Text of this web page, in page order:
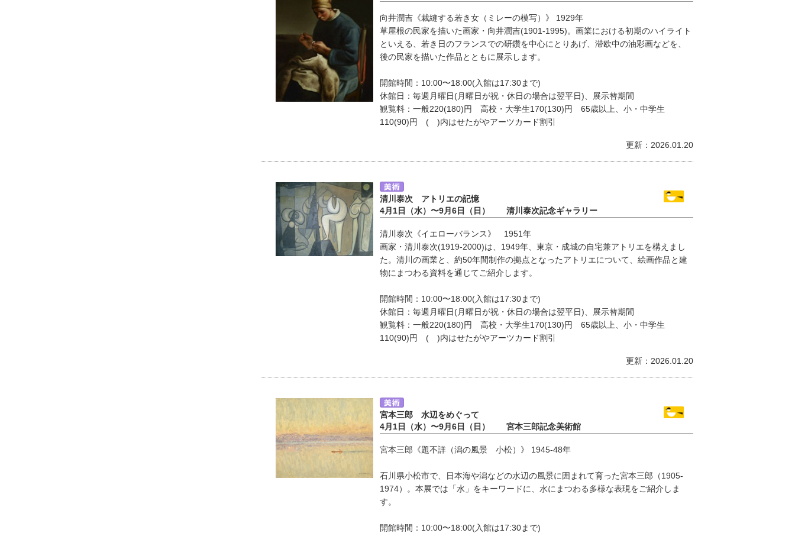
向井潤吉《裁縫する若き女（ミレーの模写）》 1929年
草屋根の民家を描いた画家・向井潤吉(1901-1995)。画業における初期のハイライト
といえる、若き日のフランスでの研鑽を中心にとりあげ、滞欧中の油彩画などを、
後の民家を描いた作品とともに展示します。
開館時間：10:00〜18:00(入館は17:30まで)
休館日：毎週月曜日(月曜日が祝・休日の場合は翌平日)、展示替期間
観覧料：一般220(180)円 高校・大学生170(130)円 65歳以上、小・中学生
110(90)円 ( )内はせたがやアーツカード割引
更新：2026.01.20
清川泰次 アトリエの記憶
4月1日（水）〜9月6日（日） 清川泰次記念ギャラリー
清川泰次《イエローバランス》 1951年
画家・清川泰次(1919-2000)は、1949年、東京・成城の自宅兼アトリエを構えまし
た。清川の画業と、約50年間制作の拠点となったアトリエについて、絵画作品と建
物にまつわる資料を通じてご紹介します。
開館時間：10:00〜18:00(入館は17:30まで)
休館日：毎週月曜日(月曜日が祝・休日の場合は翌平日)、展示替期間
観覧料：一般220(180)円 高校・大学生170(130)円 65歳以上、小・中学生
110(90)円 ( )内はせたがやアーツカード割引
更新：2026.01.20
宮本三郎 水辺をめぐって
4月1日（水）〜9月6日（日） 宮本三郎記念美術館
宮本三郎《題不詳（潟の風景 小松）》 1945-48年
石川県小松市で、日本海や潟などの水辺の風景に囲まれて育った宮本三郎（1905-
1974）。本展では「水」をキーワードに、水にまつわる多様な表現をご紹介しま
す。
開館時間：10:00〜18:00(入館は17:30まで)